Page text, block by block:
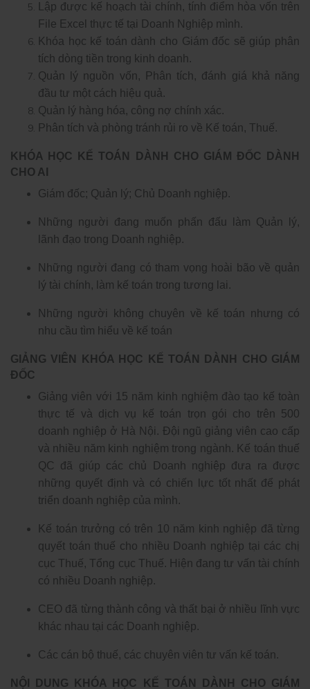
Lập được kế hoạch tài chính, tính điểm hòa vốn trên
File Excel thực tế tại Doanh Nghiệp mình.
Khóa học kế toán dành cho Giám đốc sẽ giúp phân
tích dòng tiền trong kinh doanh.
Quản lý nguồn vốn, Phân tích, đánh giá khả năng
đầu tư một cách hiệu quả.
Quản lý hàng hóa, công nợ chính xác.
Phân tích và phòng tránh rủi ro về Kế toán, Thuế.
KHÓA HỌC KẾ TOÁN DÀNH CHO GIÁM ĐỐC DÀNH
CHO AI
Giám đốc; Quản lý; Chủ Doanh nghiệp.
Những người đang muốn phấn đấu làm Quản lý,
lãnh đạo trong Doanh nghiệp.
Những người đang có tham vọng hoài bão về quản
lý tài chính, làm kế toán trong tương lai.
Những người không chuyên về kế toán nhưng có
nhu cầu tìm hiểu về kế toán
GIẢNG VIÊN KHÓA HỌC KẾ TOÁN DÀNH CHO GIÁM
ĐỐC
Giảng viên với 15 năm kinh nghiệm đào tạo kế toàn
thực tế và dịch vụ kế toán trọn gói cho trên 500
doanh nghiệp ở Hà Nội. Đội ngũ giảng viên cao cấp
và nhiều năm kinh nghiệm trong ngành. Kế toán thuế
QC đã giúp các chủ Doanh nghiệp đưa ra được
những quyết định và có chiến lực tốt nhất để phát
triển doanh nghiệp của mình.
Kế toán trưởng có trên 10 năm kinh nghiệp đã từng
quyết toán thuế cho nhiều Doanh nghiệp tại các chị
cục Thuế, Tổng cục Thuế. Hiện đang tư vấn tài chính
có nhiều Doanh nghiệp.
CEO đã từng thành công và thất bại ở nhiều lĩnh vực
khác nhau tại các Doanh nghiệp.
Các cán bộ thuế, các chuyên viên tư vấn kế toán.
NỘI DUNG KHÓA HỌC KẾ TOÁN DÀNH CHO GIÁM